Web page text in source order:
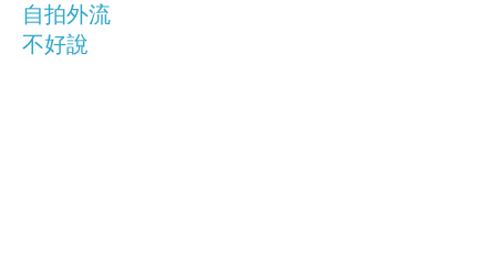
自拍外流
不好說